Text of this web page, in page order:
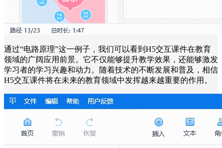
通过“电路原理”这一例子，我们可以看到H5交互课件在教育
领域的广阔应用前景。它不仅能够提升教学效果，还能够激发
学习者的学习兴趣和动力。随着技术的不断发展和普及，相信
H5交互课件将在未来的教育领域中发挥越来越重要的作用。